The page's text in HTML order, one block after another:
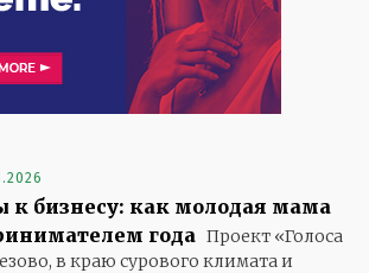
к бизнесу: как молодая мама
года Проект «Голоса
в краю сурового климата и